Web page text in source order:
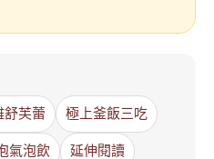
舒芙蕾 極上釜飯三吃
氣泡飲 延伸閱讀